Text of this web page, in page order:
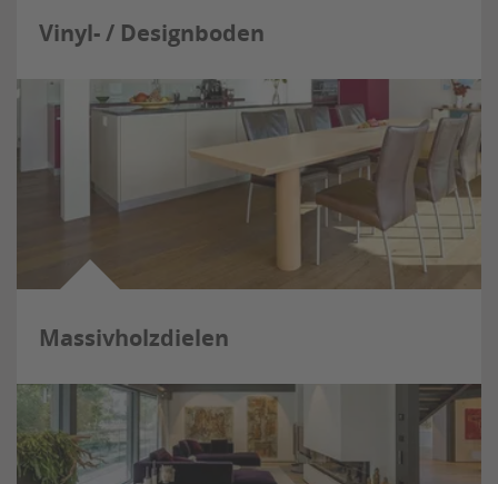
Vinyl- / Designboden
Massivholzdielen